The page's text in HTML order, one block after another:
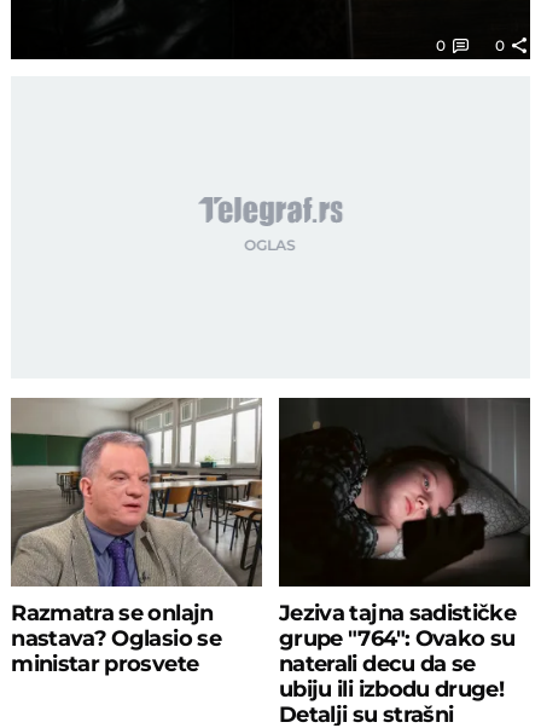
0 0
Razmatra se onlajn
nastava? Oglasio se
ministar prosvete
Jeziva tajna sadističke
grupe "764": Ovako su
naterali decu da se
ubiju ili izbodu druge!
Detalji su strašni